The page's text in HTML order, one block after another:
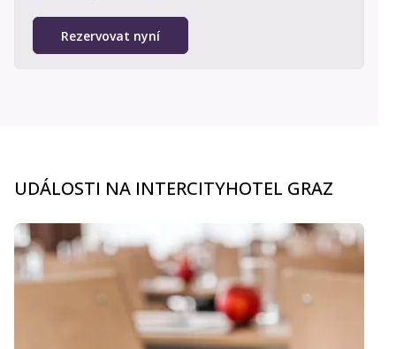
Rezervovat nyní
UDÁLOSTI NA INTERCITYHOTEL GRAZ
carousel.aria_current_slide